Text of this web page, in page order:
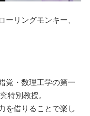
ーリングモンキー、
覚・数理工学の第一
特別教授。
を借りることで楽し